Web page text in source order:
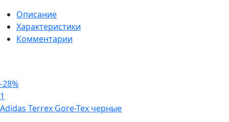
Описание
Характеристики
Комментарии
-28%
1
Adidas Terrex Gore-Tex черные